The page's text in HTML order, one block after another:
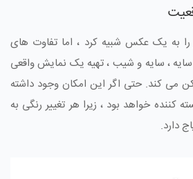
را به یک عکس شبیه کرد ، اما تفاوت های
، سایه و شیب ، تهیه یک نمایش واقعی
می کند. حتی اگر این امکان وجود داشته
کننده خواهد بود ، زیرا هر تغییر رنگی به
دارد.